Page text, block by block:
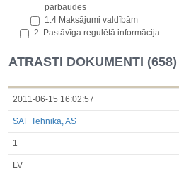
pārbaudes
1.4 Maksājumi valdībām
2. Pastāvīga regulētā informācija
2.2. Iekšējā informācija
2.3. Paziņojumi par būtisku akciju
2.4. Emitenta paša akciju iegāde
2.5. Balsstiesību kopējais skaits un
kategorijām
ATRASTI DOKUMENTI (658)
2011-06-15 16:02:57
SAF Tehnika, AS
1
LV